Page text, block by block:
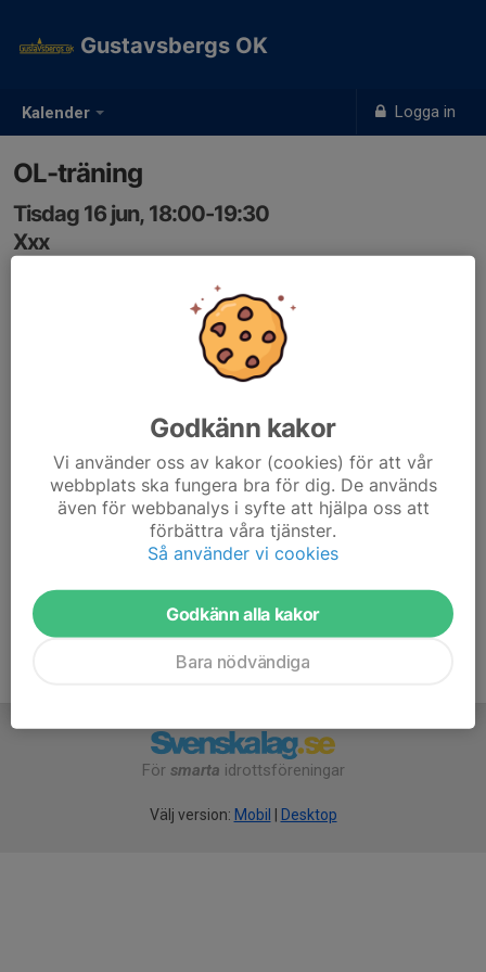
Kalender Logga in
Gustavsbergs OK
OL-träning
Tisdag 16 jun, 18:00-19:30
Xxx
Samling 18.00, se kartlänk här bredvid.
Anmälan senast söndag kväll, via Eventor under
För smarta idrottsföreningar
Välj version: Mobil Desktop
Godkänn kakor
Vi använder oss av kakor (cookies) för att vår
webbplats ska fungera bra för dig. De används
även för webbanalys i syfte att hjälpa oss att
förbättra våra tjänster.
Så använder vi cookies
Godkänn alla kakor
Bara nödvändiga